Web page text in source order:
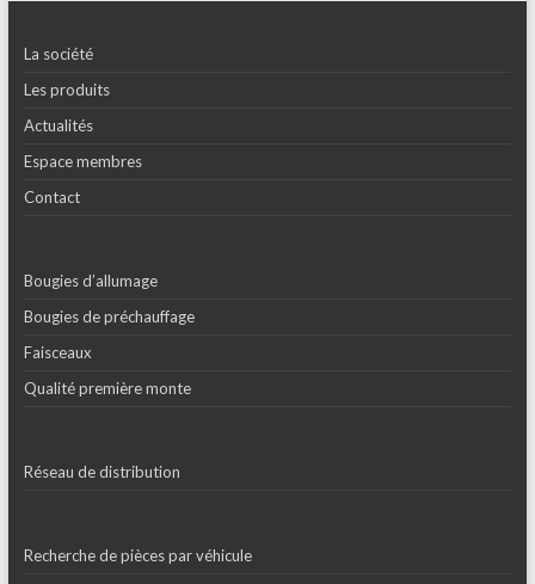
La société
Les produits
Actualités
Espace membres
Contact
Bougies d’allumage
Bougies de préchauffage
Faisceaux
Qualité première monte
Réseau de distribution
Recherche de pièces par véhicule